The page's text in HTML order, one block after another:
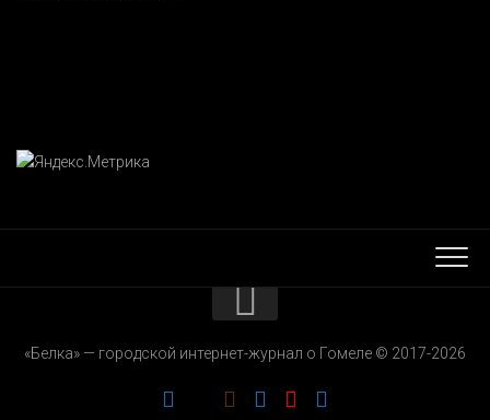
РЕКЛАМОДАТЕЛЯМ
«Белка» — городской интернет-журнал о Гомеле © 2017-2026